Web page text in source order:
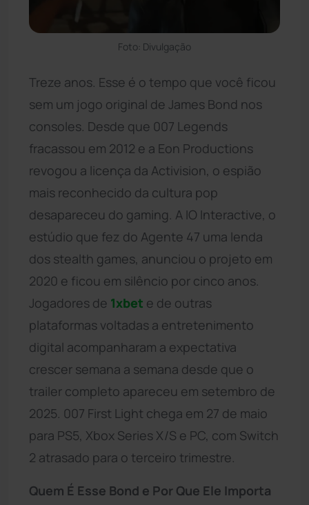
Foto: Divulgação
Treze anos. Esse é o tempo que você ficou
sem um jogo original de James Bond nos
consoles. Desde que 007 Legends
fracassou em 2012 e a Eon Productions
revogou a licença da Activision, o espião
mais reconhecido da cultura pop
desapareceu do gaming. A IO Interactive, o
estúdio que fez do Agente 47 uma lenda
dos stealth games, anunciou o projeto em
2020 e ficou em silêncio por cinco anos.
Jogadores de 1xbet e de outras
plataformas voltadas a entretenimento
digital acompanharam a expectativa
crescer semana a semana desde que o
trailer completo apareceu em setembro de
2025. 007 First Light chega em 27 de maio
para PS5, Xbox Series X/S e PC, com Switch
2 atrasado para o terceiro trimestre.
Quem É Esse Bond e Por Que Ele Importa